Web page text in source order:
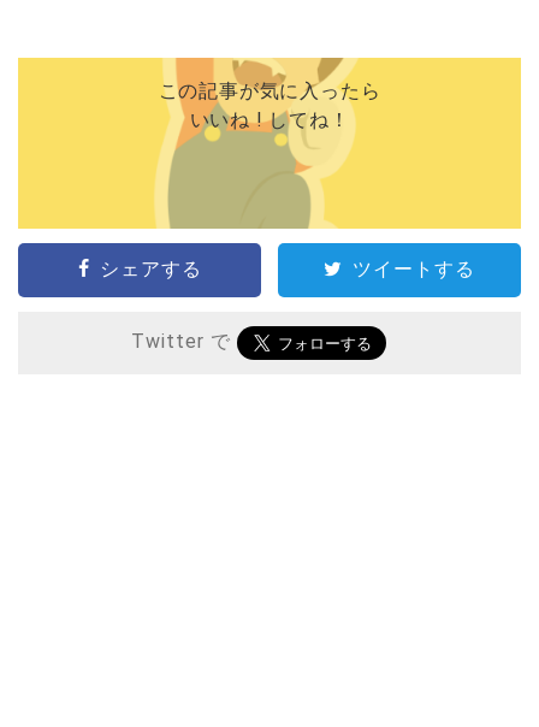
この記事が気に入ったら
いいね ! してね！
シェアする ツイートする
Twitter で